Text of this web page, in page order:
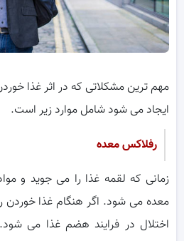
مهم ترین مشکلاتی که در اثر غذا
ایجاد می شود شامل موارد زیر است.
رفلاکس معده
زمانی که لقمه غذا را می جوید و
معده می شود. اگر هنگام غذا خوردن
اختلال در فرایند هضم غذا می